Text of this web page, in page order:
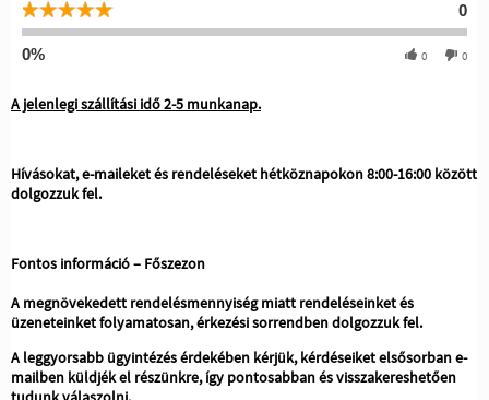
0
0% 0 0
A jelenlegi szállítási idő 2-5 munkanap.
Hívásokat, e-maileket és rendeléseket hétköznapokon 8:00-16:00 között
dolgozzuk fel.
Fontos információ – Főszezon
A megnövekedett rendelésmennyiség miatt rendeléseinket és
üzeneteinket folyamatosan, érkezési sorrendben dolgozzuk fel.
A leggyorsabb ügyintézés érdekében kérjük, kérdéseiket elsősorban e-
mailben küldjék el részünkre, így pontosabban és visszakereshetően